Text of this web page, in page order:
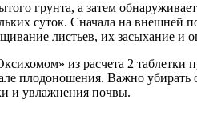
грунта, а затем
суток. Сначала на внешней
листьев, их засыхание и
из расчета 2 таблетки
плодоношения. Важно убирать
и увлажнения почвы.